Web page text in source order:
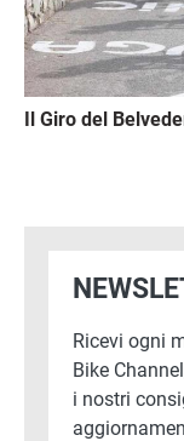
Il Giro del
Ricevi ogni
Bike
i nostri